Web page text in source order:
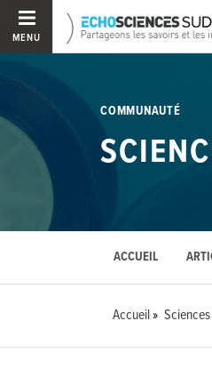
MENU
COMMUNAUTÉ
ACCUEIL
Accueil